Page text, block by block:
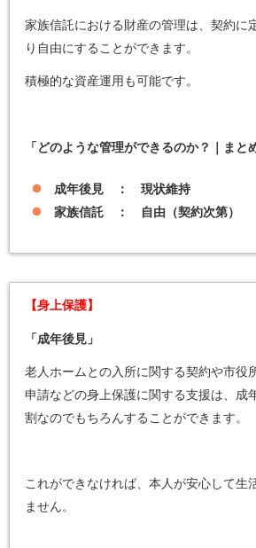
家族信託における財産の管理は、契約に
り自由にすることができます。
積極的な資産運用も可能です。
「どのような管理ができるのか？｜まと
成年後見 ： 現状維持
家族信託 ： 自由（契約次第）
【身上保護】
「成年後見」
老人ホームとの入所に関する契約や市役
申請などの身上保護に関する支援は、成
割なのでもちろんすることができます。
これができなければ、本人が安心して生
ません。